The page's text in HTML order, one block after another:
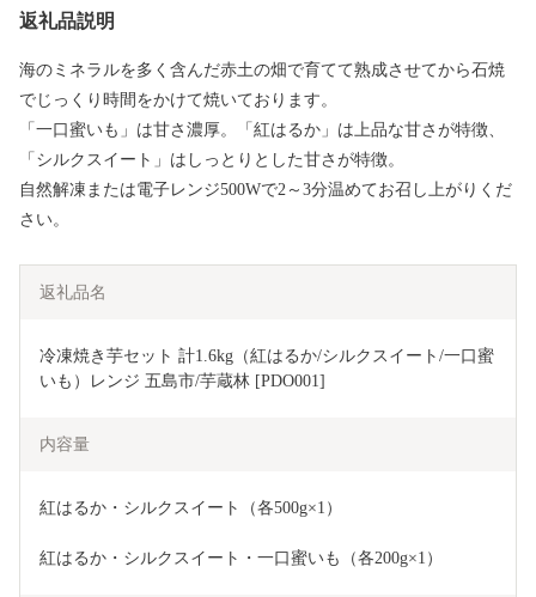
返礼品説明
海のミネラルを多く含んだ赤土の畑で育てて熟成させてから石焼
でじっくり時間をかけて焼いております。
「一口蜜いも」は甘さ濃厚。「紅はるか」は上品な甘さが特徴、
「シルクスイート」はしっとりとした甘さが特徴。
自然解凍または電子レンジ500Wで2～3分温めてお召し上がりくだ
さい。
返礼品名
冷凍焼き芋セット 計1.6kg（紅はるか/シルクスイート/一口蜜
いも）レンジ 五島市/芋蔵林 [PDO001]
内容量
紅はるか・シルクスイート（各500g×1）
紅はるか・シルクスイート・一口蜜いも（各200g×1）